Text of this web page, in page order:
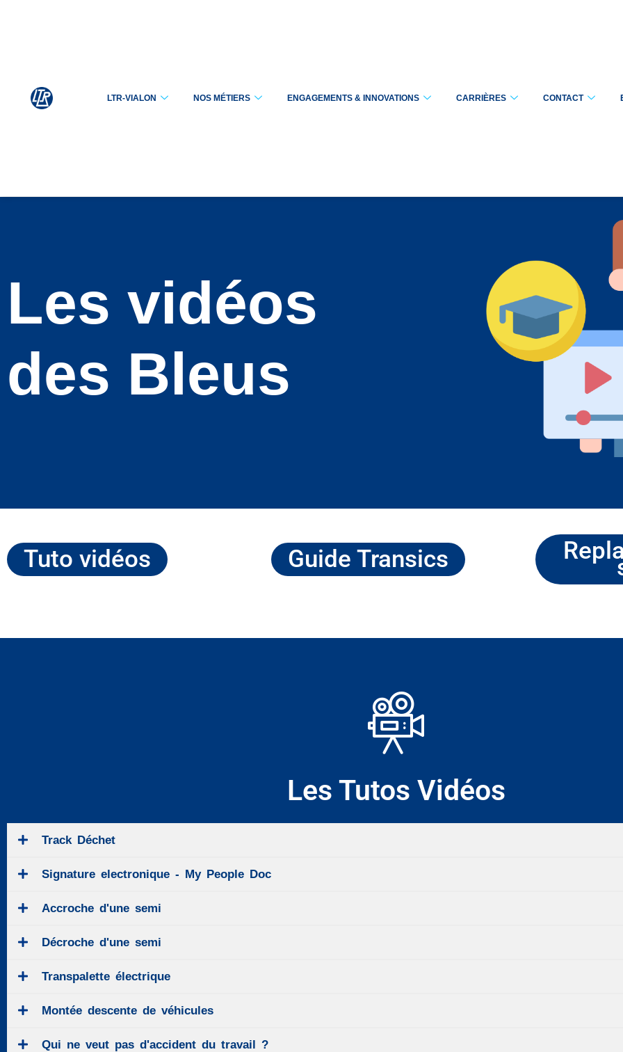
LTR-VIALON NOS MÉTIERS ENGAGEMENTS & INNOVATIONS CARRIÈRES CONTACT
Les vidéos
des Bleus
Tuto vidéos Guide Transics
Les Tutos Vidéos
Track Déchet
Signature electronique - My People Doc
Accroche d'une semi
Décroche d'une semi
Transpalette électrique
Montée descente de véhicules
Qui ne veut pas d'accident du travail ?